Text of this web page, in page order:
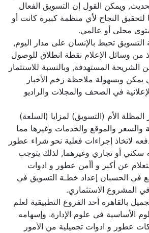
ويمكن القول إن التسويق الفعال
النجاح لأي منظمة كبيرة كانت أو
محلى أو عالمي.
تحيط بالإنسان على مدار اليوم,
من وسائل الإعلام نقطة انطلاق للوصول
المستهدفة, وبالنسبة للاستثمار
وبسهولة ملاحظة زخم الأخبار
في الصحف والمجلات والراديو
الأم (التسويق) لمزايا (السلعة)
والموقع والخدمات وغيرها مما
لاتخاذ إجراءات فعلية نحو شراء عطور
سكني أو تجاري وغيرهما, لذلك يتوجب
عن أكبر و أأمن عطور و ادوات
في الحسبان إعداد خطـة التسويق في
الاستثماري.
بالقاهره أحد الفروع التطبيقية لعلم
الأساسية في علوم الإدارة. وإسهامه
عطور و ادوات تجميلية من الأمور